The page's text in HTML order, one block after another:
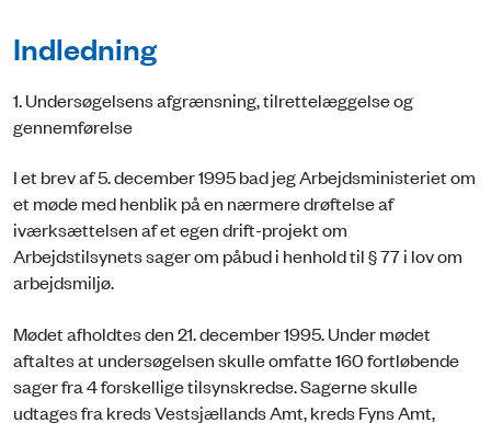
Indledning
1. Undersøgelsens afgrænsning, tilrettelæggelse og
gennemførelse
I et brev af 5. december 1995 bad jeg Arbejdsministeriet om
et møde med henblik på en nærmere drøftelse af
iværksættelsen af et egen drift-projekt om
Arbejdstilsynets sager om påbud i henhold til § 77 i lov om
arbejdsmiljø.
Mødet afholdtes den 21. december 1995. Under mødet
aftaltes at undersøgelsen skulle omfatte 160 fortløbende
sager fra 4 forskellige tilsynskredse. Sagerne skulle
udtages fra kreds Vestsjællands Amt, kreds Fyns Amt,